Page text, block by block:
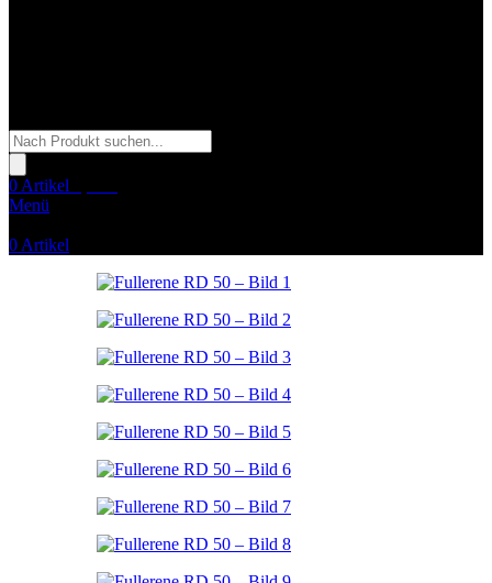
Products
search
0 Artikel
Menü
0 Artikel